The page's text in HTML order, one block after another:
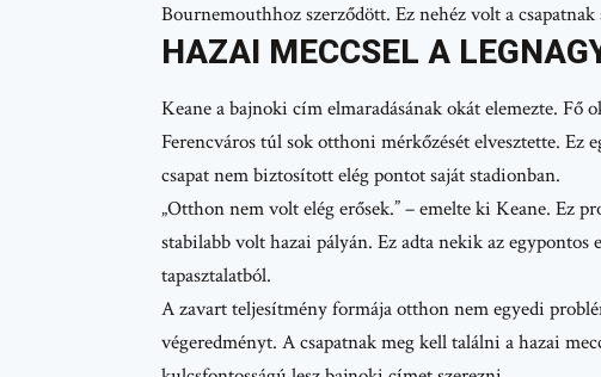
Bournemouthhoz szerződött. Ez nehéz volt a csapatnak
HAZAI MECCSEL A
Keane a bajnoki cím elmaradásának okát elemezte. Fő
Ferencváros túl sok otthoni mérkőzését elvesztette.
csapat nem biztosított elég pontot saját stadionban.
„Otthon nem volt elég erősek.” – emelte ki Keane. Ez
stabilabb volt hazai pályán. Ez adta nekik az
tapasztalatból.
A zavart teljesítmény formája otthon nem egyedi
végeredményt. A csapatnak meg kell találni a hazai